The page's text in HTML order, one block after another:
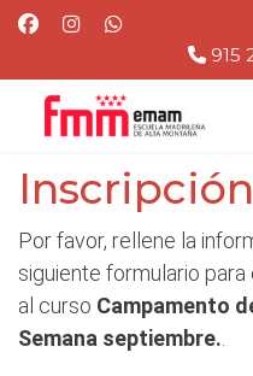
915
Por favor, rellene la
siguiente formulario
al curso Campamento
Semana septiembre.